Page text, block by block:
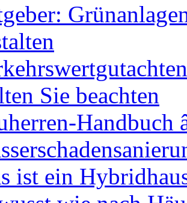
Sie beachten
Handbuch
ist ein